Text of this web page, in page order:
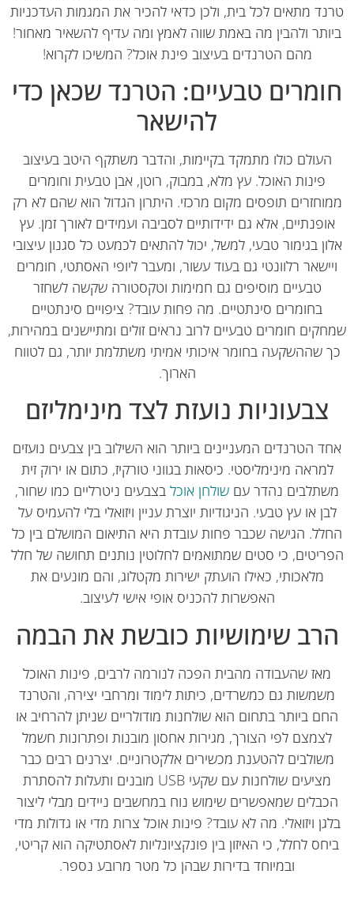
מתאים לכל בית, ולכן כדאי להכיר את המגמות העדכניות
ולהבין מה באמת שווה לאמץ ומה עדיף להשאיר מאחור!
מהם הטרנדים בעיצוב פינת אוכל? המשיכו לקרוא!
טבעיים: הטרנד שכאן כדי
להישאר
העולם כולו מתמקד בקיימות, והדבר משתקף היטב בעיצוב
פינות האוכל. עץ מלא, במבוק, רוטן, אבן טבעית וחומרים
תופסים מקום מרכזי. היתרון הגדול הוא שהם לא רק
אלא גם ידידותיים לסביבה ועמידים לאורך זמן. עץ
בגימור טבעי, למשל, יכול להתאים לכמעט כל סגנון עיצובי
רלוונטי גם בעוד עשור, ומעבר ליופי האסתטי, חומרים
טבעיים מוסיפים גם חמימות וטקסטורה שקשה לשחזר
בחומרים סינתטיים. מה פחות עובד? ציפויים סינתטיים
חומרים טבעיים לרוב נראים זולים ומתיישנים במהירות,
שההשקעה בחומר איכותי אמיתי משתלמת יותר, גם לטווח
הארוך.
צבעוניות נועזת לצד מינימליזם
הטרנדים המעניינים ביותר הוא השילוב בין צבעים נועזים
מינימליסטי. כיסאות בגווני טורקיז, כתום או ירוק זית
נהדר עם שולחן אוכלבצבעים ניטרליים כמו שחור,
או עץ טבעי. הניגודיות יוצרת עניין ויזואלי בלי להעמיס על
הגישה שכבר פחות עובדת היא התיאום המושלם בין כל
כי סטים שמתואמים לחלוטין נותנים תחושה של חלל
מלאכותי, כאילו הועתק ישירות מקטלוג, והם מונעים את
האפשרות להכניס אופי אישי לעיצוב.
שימושיות כובשת את הבמה
מאז שהעבודה מהבית הפכה לנורמה לרבים, פינות האוכל
גם כמשרדים, כיתות לימוד ומרחבי יצירה, והטרנד
ביותר בתחום הוא שולחנות מודולריים שניתן להרחיב או
לצמצם לפי הצורך, מגירות אחסון מובנות ופתרונות חשמל
להטענת מכשירים אלקטרוניים. יצרנים רבים כבר
מציעים שולחנות עם שקעי USB מובנים ותעלות להסתרת
שמאפשרים שימוש נוח במחשבים ניידים מבלי ליצור
ויזואלי. מה לא עובד? פינות אוכל צרות מדי או גדולות מדי
לחלל, כי האיזון בין פונקציונליות לאסתטיקה הוא קריטי,
ובמיוחד בדירות שבהן כל מטר מרובע נספר.